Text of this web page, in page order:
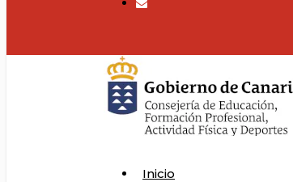
search
Menu
Inicio